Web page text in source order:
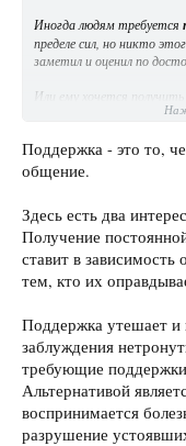
Иногда людям требуется
пределе сил, но никто
заметил и оценил по
Или ему хочется получить
Услышать, какой он
Иногда это может быть
успокоили его чувство
А может, ему предстоит
у него борьба мотивов. И
слова«Это сильный
тебя все получится!».
Также целью общения
Ваш собеседник чего-то
успокоили. Поэтому он
переживаниями. Он ждет
Поддержка - это то,
общение.
Здесь есть два
Получение
ставит в
тем, кто их
Поддержка утешает и
заблуждения
требующие
Альтернативой
воспринимается
разрушение